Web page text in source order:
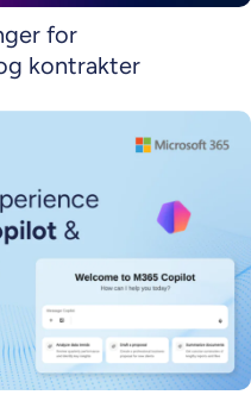
for
kontrakter